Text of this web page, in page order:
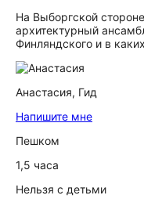
На Выборгской
архитектурный
Финляндского и в
Анастасия, Гид
Напишите мне
Пешком
1,5 часа
Нельзя с детьми